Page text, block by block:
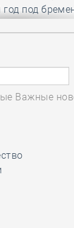
под
1719
полдень. Ввод
впервые
поблагодарил
за
II
Важные